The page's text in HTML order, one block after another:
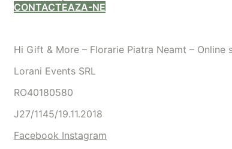
CONTACTEAZA-NE
Hi Gift & More – Florarie Piatra Neamt – Online
Lorani Events SRL
RO40180580
J27/1145/19.11.2018
Facebook Instagram